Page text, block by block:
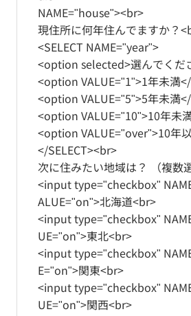
NAME="house"><br>
現住所に何年住んでますか？
<SELECT NAME="year">
<option selected>選んでく
<option VALUE="1">1年未満
<option VALUE="5">5年未満
<option VALUE="10">10年未
<option VALUE="over">10年
</SELECT><br>
次に住みたい地域は？ （複数
<input type="checkbox"
ALUE="on">北海道<br>
<input type="checkbox"
UE="on">東北<br>
<input type="checkbox"
E="on">関東<br>
<input type="checkbox"
UE="on">関西<br>